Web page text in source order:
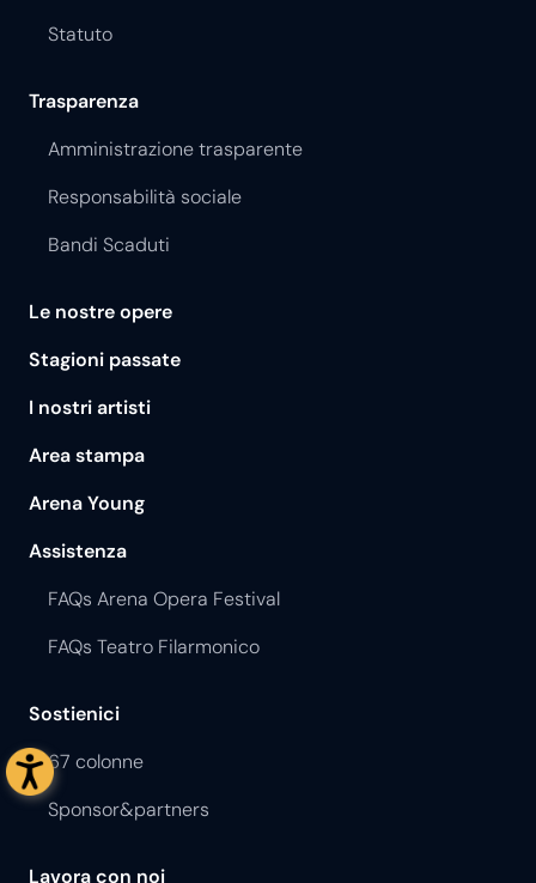
Statuto
Trasparenza
Amministrazione trasparente
Responsabilità sociale
Bandi Scaduti
Le nostre opere
Stagioni passate
I nostri artisti
Area stampa
Arena Young
Assistenza
FAQs Arena Opera Festival
FAQs Teatro Filarmonico
Sostienici
67 colonne
Sponsor&partners
Lavora con noi